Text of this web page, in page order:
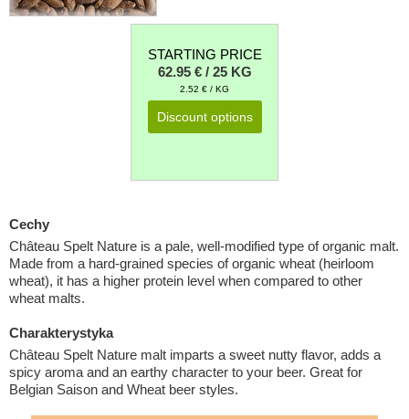
STARTING PRICE
62.95 € / 25 KG
2.52 € / KG
Discount options
Cechy
Château Spelt Nature is a pale, well-modified type of organic malt.
Made from a hard-grained species of organic wheat (heirloom
wheat), it has a higher protein level when compared to other
wheat malts.
Charakterystyka
Château Spelt Nature malt imparts a sweet nutty flavor, adds a
spicy aroma and an earthy character to your beer. Great for
Belgian Saison and Wheat beer styles.